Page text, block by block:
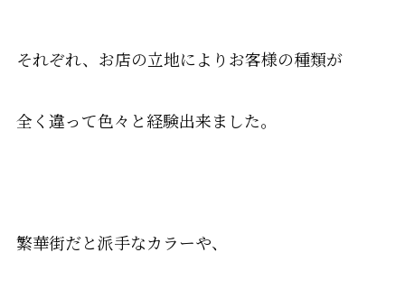
それぞれ、お店の立地によりお客様の種類が
全く違って色々と経験出来ました。
繁華街だと派手なカラーや、